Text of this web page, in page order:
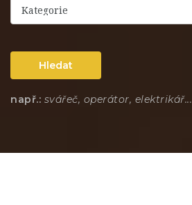
Kategorie
Hledat
např.: svářeč, operátor, elektrikář...